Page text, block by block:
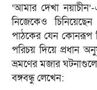
‘আমার দেখা
নিজেকেও
পাঠকের যেন কোনরূপ
পরিচয় দিয়ে প্রধান
ভ্রমণের মজার
বঙ্গবন্ধু লেখেন: